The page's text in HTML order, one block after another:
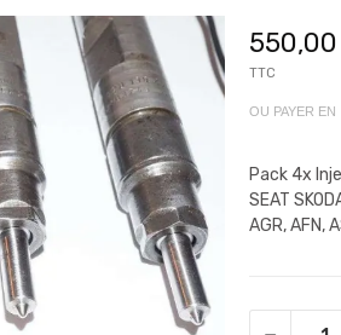
TTC
OU PAYER EN
Pack 4x
SEAT
AGR, AFN,